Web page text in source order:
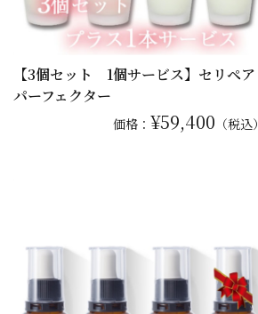
【3個セット 1個サービス】セリペア
パーフェクター
価格： ¥59,400 （税込）